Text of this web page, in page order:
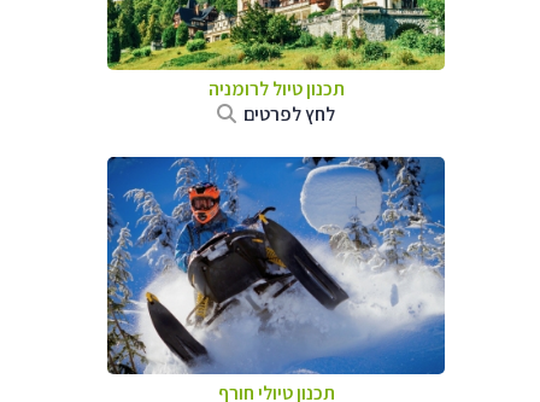
תכנון טיול לרומניה
לחץ לפרטים
תכנון טיולי חורף